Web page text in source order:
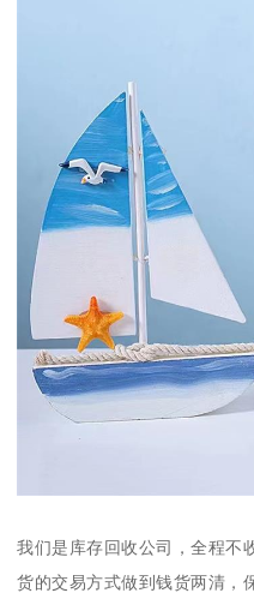
我们是库存回收公司，全程不
货的交易方式做到钱货两清，